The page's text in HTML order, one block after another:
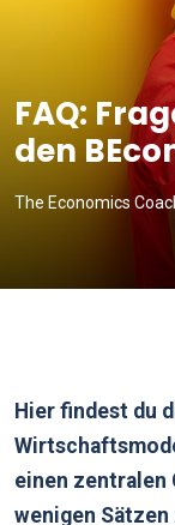
FAQ:
den
The Economics
Hier findest du
einen zentralen
wenigen Sätzen